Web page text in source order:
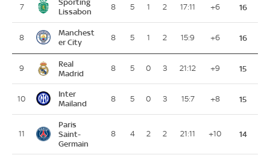
7
Lissabon
8 5 1 2 17:11 +6 16
8
Manchest
er City
8 5 1 2 15:9 +6 16
9
Real
Madrid
8 5 0 3 21:12 +9 15
10
Inter
Mailand
8 5 0 3 15:7 +8 15
11
Paris
Saint-
Germain
8 4 2 2 21:11 +10 14